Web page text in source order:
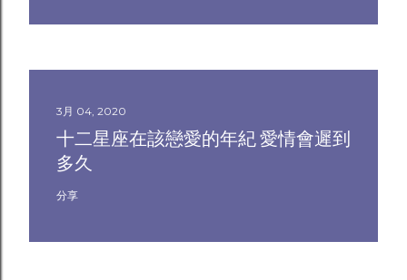
3月 04, 2020
十二星座在該戀愛的年紀 愛情會遲到
多久
分享